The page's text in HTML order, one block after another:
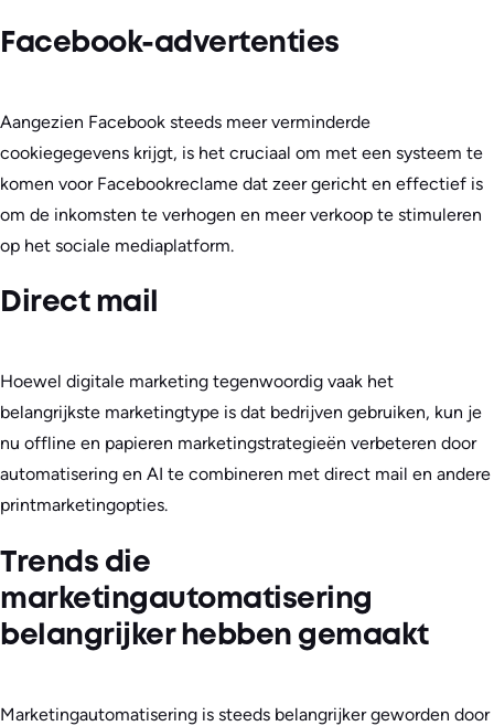
Facebook-advertenties
Aangezien Facebook steeds meer verminderde
cookiegegevens krijgt, is het cruciaal om met een systeem te
komen voor Facebookreclame dat zeer gericht en effectief is
om de inkomsten te verhogen en meer verkoop te stimuleren
op het sociale mediaplatform.
Direct mail
Hoewel digitale marketing tegenwoordig vaak het
belangrijkste marketingtype is dat bedrijven gebruiken, kun je
nu offline en papieren marketingstrategieën verbeteren door
automatisering en AI te combineren met direct mail en andere
printmarketingopties.
Trends die
marketingautomatisering
belangrijker hebben gemaakt
Marketingautomatisering is steeds belangrijker geworden door